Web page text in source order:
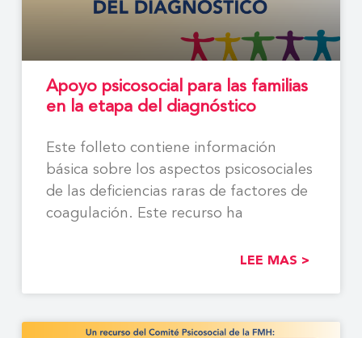
Apoyo psicosocial para las familias
en la etapa del diagnóstico
Este folleto contiene información
básica sobre los aspectos psicosociales
de las deficiencias raras de factores de
coagulación. Este recurso ha
LEE MAS >